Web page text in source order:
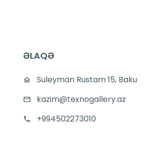
ƏLAQƏ
Suleyman Rustam 15, Baku
kazim@texnogallery.az
+994502273010